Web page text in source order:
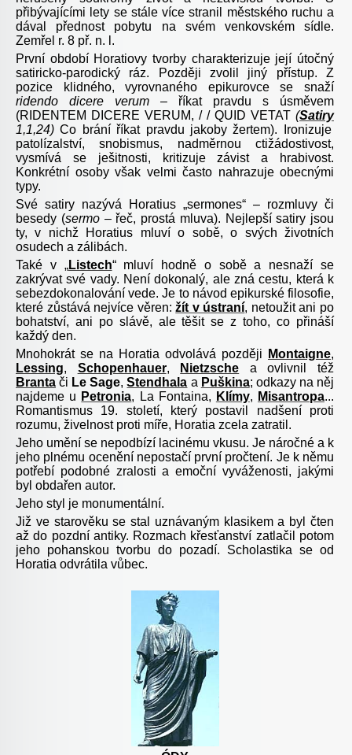
přibývajícími lety se stále více stranil městského ruchu a
dával přednost pobytu na svém venkovském sídle.
Zemřel r. 8 př. n. l.
První období Horatiovy tvorby charakterizuje její útočný
satiricko-parodický ráz. Později zvolil jiný přístup. Z
pozice klidného, vyrovnaného epikurovce se snaží
ridendo dicere verum – říkat pravdu s úsměvem
(RIDENTEM DICERE VERUM, / / QUID VETAT (Satiry
1,1,24)Co brání říkat pravdu jakoby žertem). Ironizuje
patolízalství, snobismus, nadměrnou ctižádostivost,
vysmívá se ješitnosti, kritizuje závist a hrabivost.
Konkrétní osoby však velmi často nahrazuje obecnými
typy.
Své satiry nazývá Horatius „sermones“ – rozmluvy či
besedy (sermo – řeč, prostá mluva). Nejlepší satiry jsou
ty, v nichž Horatius mluví o sobě, o svých životních
osudech a zálibách.
Také v „Listech“ mluví hodně o sobě a nesnaží se
zakrývat své vady. Není dokonalý, ale zná cestu, která k
sebezdokonalování vede. Je to návod epikurské filosofie,
které zůstává nejvíce věren:žít v ústraní, netoužit ani po
bohatství, ani po slávě, ale těšit se z toho, co přináší
každý den.
Mnohokrát se na Horatia odvolává později
Montaigne,
Lessing, Schopenhauer, Nietzsche a ovlivnil též
Branta či Le Sage,Stendhala a Puškina; odkazy na něj
najdeme u Petronia, La Fontaina, Klímy, Misantropa...
Romantismus 19. století, který postavil nadšení proti
rozumu, živelnost proti míře, Horatia zcela zatratil.
Jeho umění se nepodbízí lacinému vkusu. Je náročné a k
jeho plnému ocenění nepostačí první pročtení. Je k němu
potřebí podobné zralosti a emoční vyváženosti, jakými
byl obdařen autor.
Jeho styl je monumentální.
Již ve starověku se stal uznávaným klasikem a byl čten
až do pozdní antiky. Rozmach křesťanství zatlačil potom
jeho pohanskou tvorbu do pozadí. Scholastika se od
Horatia odvrátila vůbec.